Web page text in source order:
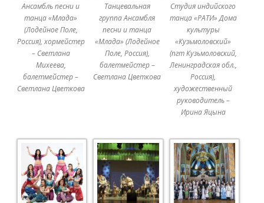
Ансамбль песни и
танца «Млада»
(Лодейное Поле,
Россия), хормейстер
– Светлана
Михеева,
балетмейстер –
Светлана Цветкова
Танцевальная
группа Ансамбля
песни и танца
«Млада» (Лодейное
Поле, Россия),
балетмейстер –
Светлана Цветкова
Студия индийского
танца «РАТИ» Дома
культуры
«Кузьмоловский»
(пгт Кузьмоловский,
Ленинградская обл.,
Россия),
художественный
руководитель –
Ирина Яцына